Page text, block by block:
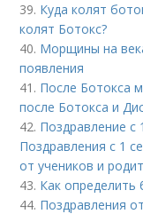
39. Куда колят
колят Ботокс?
40. Морщины на
появления
41. После Ботокса
после Ботокса и
42. Поздравление с
Поздравления с 1
от учеников и
43. Как определить
44. Поздравления